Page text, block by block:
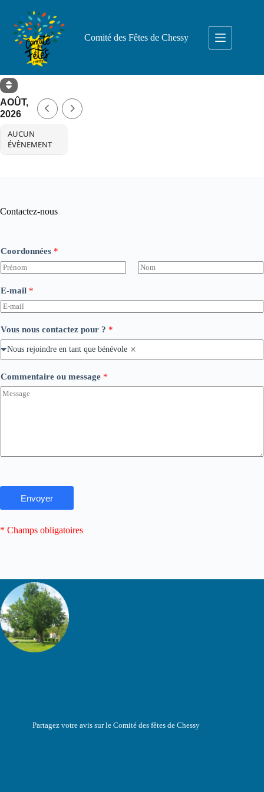
contenu
Comité des Fêtes de Chessy
AOÛT,
2026
AUCUN
ÉVÈNEMENT
Contactez-nous
Coordonnées *
r
é
n
o
m
E-mail *
Vous nous contactez pour ? *
Nous rejoindre en tant que bénévole
Commentaire ou message *
Envoyer
* Champs obligatoires
Partagez votre avis sur le Comité des fêtes de Chessy